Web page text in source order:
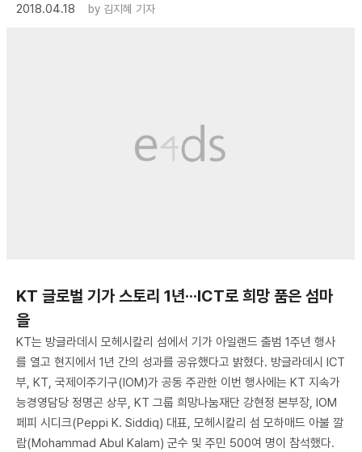
2018.04.18
by 김지혜 기자
KT 글로벌 기가 스토리 1년···ICT로 희망 품은 섬마
을
KT는 방글라데시 모헤시칼리 섬에서 기가 아일랜드 출범 1주년 행사
를 열고 현지에서 1년 간의 성과를 공유했다고 밝혔다. 방글라데시 ICT
부, KT, 국제이주기구(IOM)가 공동 주관한 이번 행사에는 KT 지속가
능경영담당 정명곤 상무, KT 그룹 희망나눔재단 강현정 본부장, IOM
페피 시디크(Peppi K. Siddiq) 대표, 모헤시칼리 섬 모하매드 아불 깔
람(Mohammad Abul Kalam) 군수 및 주민 500여 명이 참석했다.